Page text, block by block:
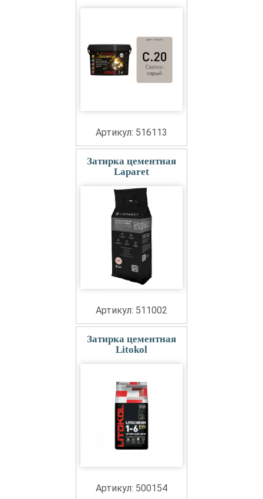
Артикул: 516113
Затирка цементная
Laparet
Артикул: 511002
Затирка цементная
Litokol
Артикул: 500154